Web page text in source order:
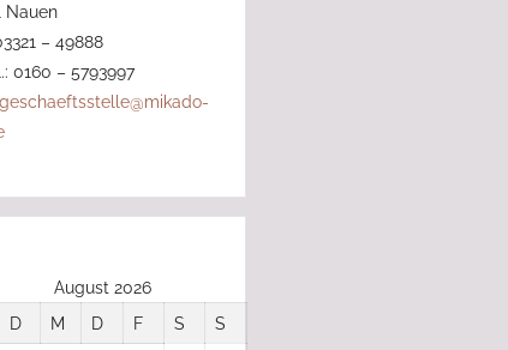
Nauen
– 49888
0160 – 5793997
geschaeftsstelle@mikado-
August 2026
D M D F S
S